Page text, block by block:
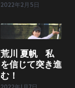
2022年2月5日
荒川 夏帆 私
を信じて突き進
む！